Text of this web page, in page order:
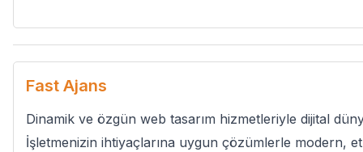
Fast Ajans
Dinamik ve özgün web tasarım hizmetleriyle dijital
İşletmenizin ihtiyaçlarına uygun çözümlerle modern,